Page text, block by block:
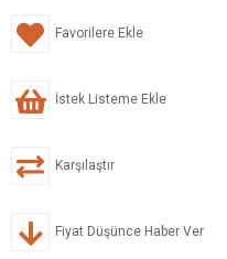
Favorilere Ekle
İstek Listeme Ekle
Karşılaştır
Fiyat Düşünce Haber Ver